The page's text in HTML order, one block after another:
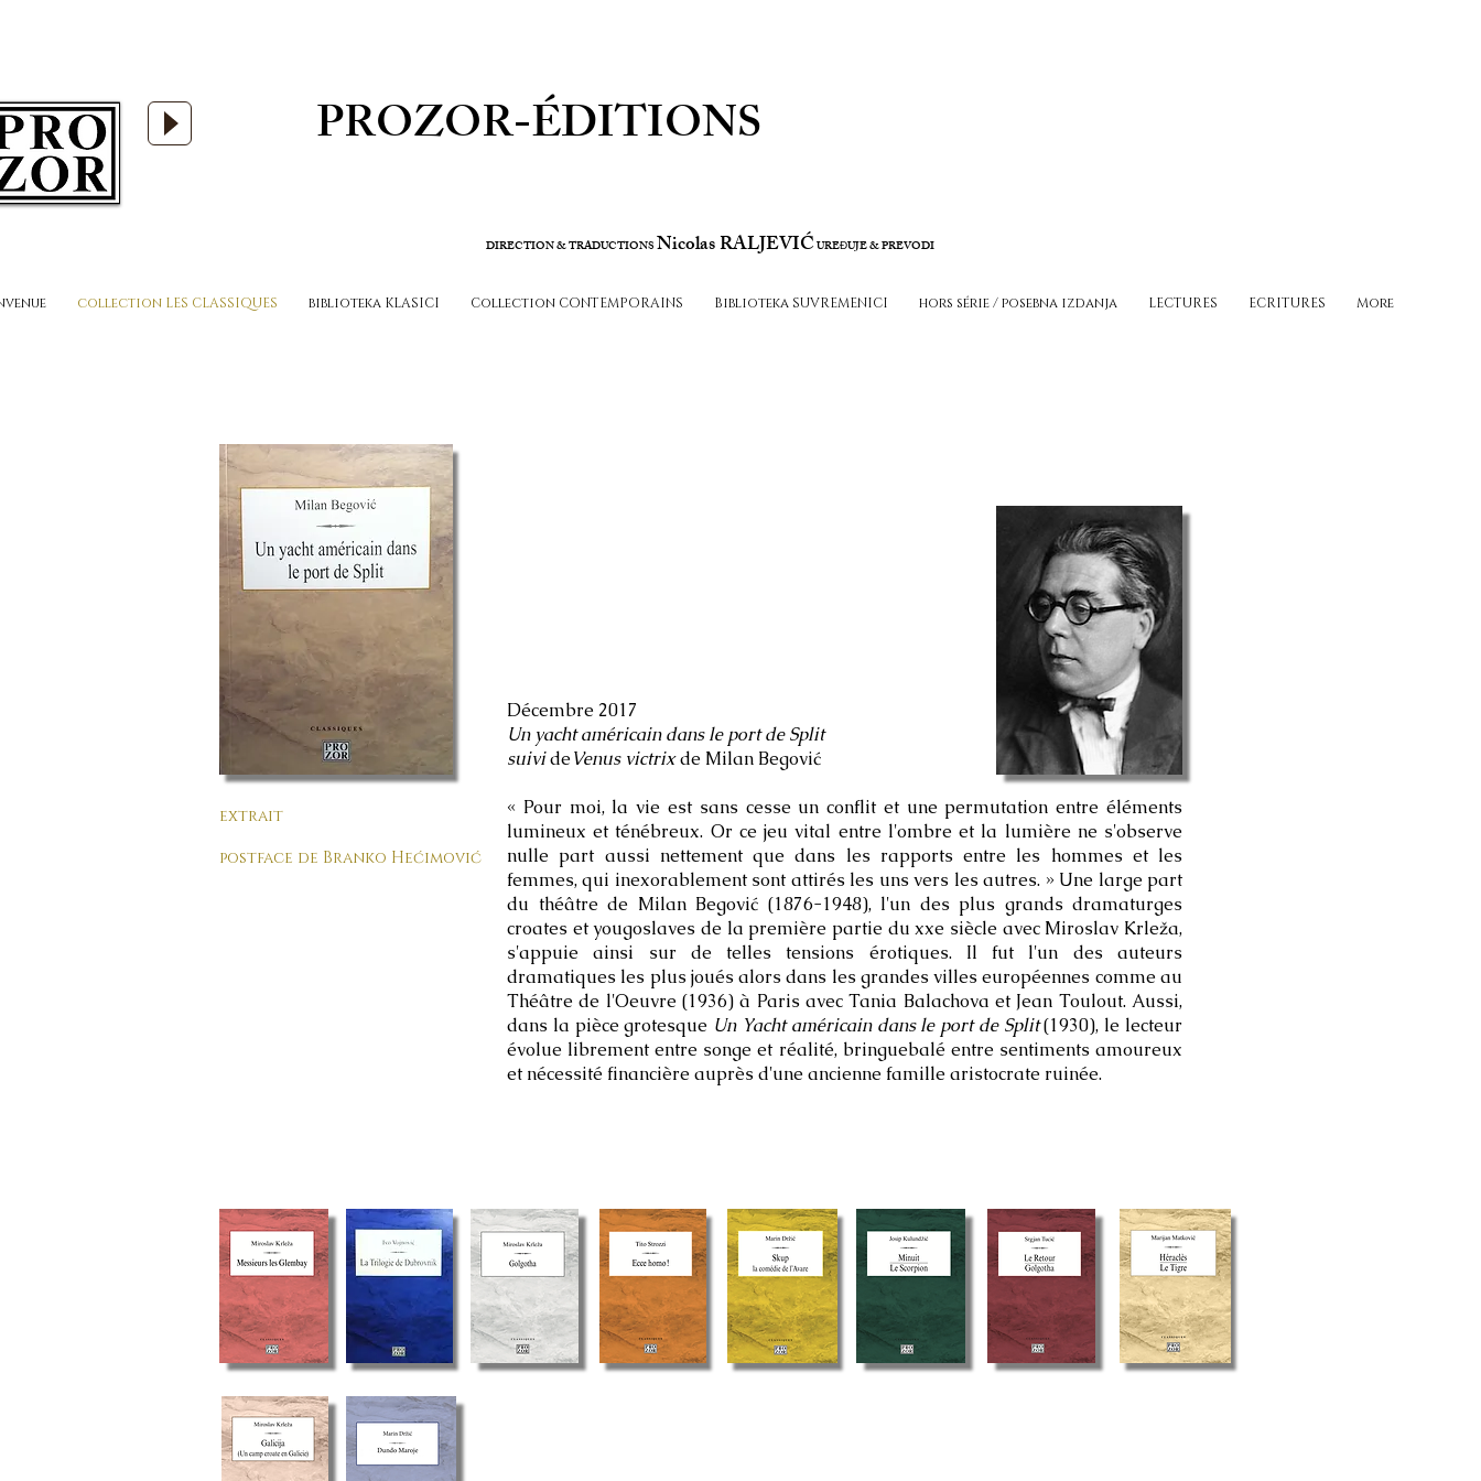
PROZOR-ÉDITIONS
DIRECTION & TRADUCTIONSNicolas RALJEVIĆUREĐUJE & PREVODI
collection LES CLASSIQUES biblioteka KLASICI Collection CONTEMPORAINS Biblioteka SUVREMENICI hors série / posebna izdanja LECTURES ECRITURES More
extrait
postface de Branko Hećimović
Décembre 2017
Un yacht américain dans le port de Split
suivideVenus victrixde Milan Begović
« Pour moi, la vie est sans cesse un conflit et une permutation entre éléments
lumineux et ténébreux. Or ce jeu vital entre l'ombre et la lumière ne s'observe
nulle part aussi nettement que dans les rapports entre les hommes et les
femmes, qui inexorablement sont attirés les uns vers les autres. » Une large part
du théâtre de Milan Begović (1876-1948), l'un des plus grands dramaturges
croates et yougoslaves de la première partie du xxe siècle avec Miroslav Krleža,
s'appuie ainsi sur de telles tensions érotiques. Il fut l'un des auteurs
dramatiques les plus joués alors dans les grandes villes européennes comme au
Théâtre de l'Oeuvre (1936) à Paris avec Tania Balachova et Jean Toulout. Aussi,
dans la pièce grotesque Un Yacht américain dans le port de Split(1930), le lecteur
évolue librement entre songe et réalité, bringuebalé entre sentiments amoureux
et nécessité financière auprès d'une ancienne famille aristocrate ruinée.